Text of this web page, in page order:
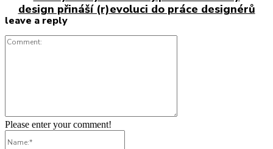
design přináší (r)evoluci do práce designérů
leave a reply
Please enter your comment!